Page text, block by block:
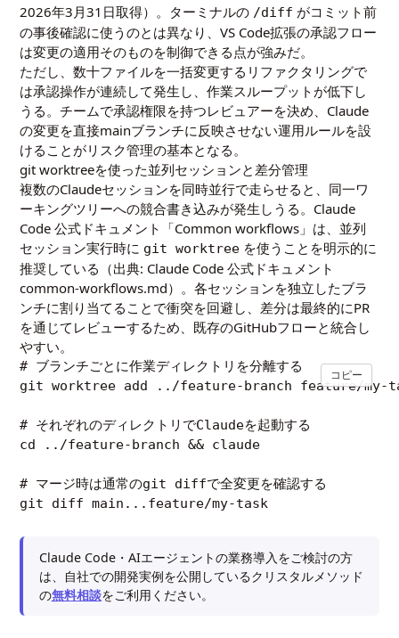
2026年3月31日取得）。ターミナルの /diff がコミット前
の事後確認に使うのとは異なり、VS Code拡張の承認フロー
は変更の適用そのものを制御できる点が強みだ。
ただし、数十ファイルを一括変更するリファクタリングで
は承認操作が連続して発生し、作業スループットが低下し
うる。チームで承認権限を持つレビュアーを決め、Claude
の変更を直接mainブランチに反映させない運用ルールを設
けることがリスク管理の基本となる。
git worktreeを使った並列セッションと差分管理
複数のClaudeセッションを同時並行で走らせると、同一ワ
ーキングツリーへの競合書き込みが発生しうる。Claude
Code 公式ドキュメント「Common workflows」は、並列
セッション実行時に git worktree を使うことを明示的に
推奨している（出典: Claude Code 公式ドキュメント
common-workflows.md）。各セッションを独立したブラ
ンチに割り当てることで衝突を回避し、差分は最終的にPR
を通じてレビューするため、既存のGitHubフローと統合し
やすい。
# ブランチごとに作業ディレクトリを分離する
git worktree add ../feature-branch feature/my-
# それぞれのディレクトリでClaudeを起動する
cd ../feature-branch && claude
# マージ時は通常のgit diffで全変更を確認する
コピー
Claude Code・AIエージェントの業務導入をご検討の方
は、自社での開発実例を公開しているクリスタルメソッド
の無料相談をご利用ください。